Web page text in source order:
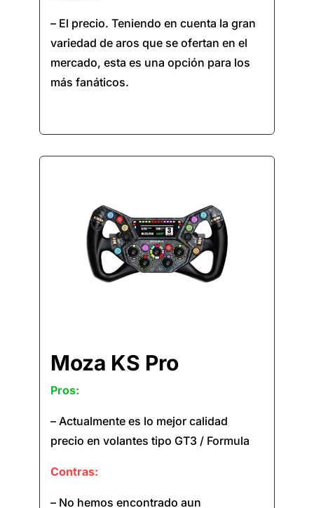
– El precio. Teniendo en cuenta la gran
variedad de aros que se ofertan en el
mercado, esta es una opción para los
más fanáticos.
Moza KS Pro
Pros:
– Actualmente es lo mejor calidad
precio en volantes tipo GT3 / Formula
Contras:
– No hemos encontrado aun